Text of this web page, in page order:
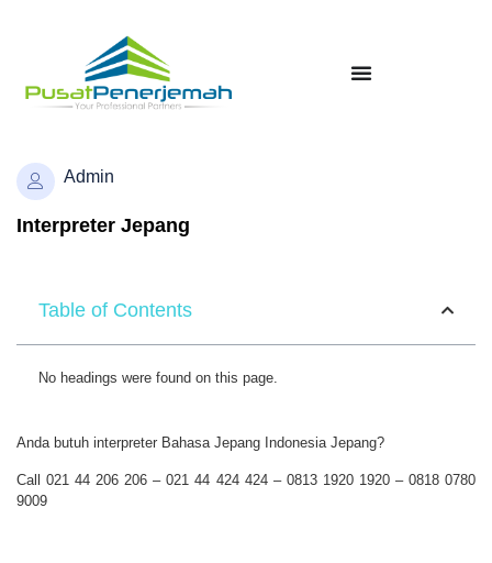
Admin
Interpreter Jepang
Table of Contents
No headings were found on this page.
Anda butuh interpreter Bahasa Jepang Indonesia Jepang?
Call 021 44 206 206 – 021 44 424 424 – 0813 1920 1920 – 0818 0780
9009